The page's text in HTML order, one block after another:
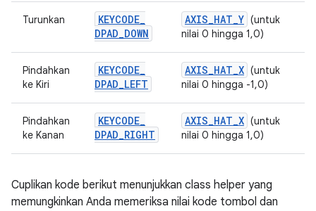
Turunkan KEYCODE_
DPAD_DOWN
AXIS_HAT_Y (untuk
nilai 0 hingga 1,0)
Pindahkan
ke Kiri
KEYCODE_
DPAD_LEFT
AXIS_HAT_X (untuk
nilai 0 hingga -1,0)
Pindahkan
ke Kanan
KEYCODE_
DPAD_RIGHT
AXIS_HAT_X (untuk
nilai 0 hingga 1,0)
Cuplikan kode berikut menunjukkan class helper yang
memungkinkan Anda memeriksa nilai kode tombol dan